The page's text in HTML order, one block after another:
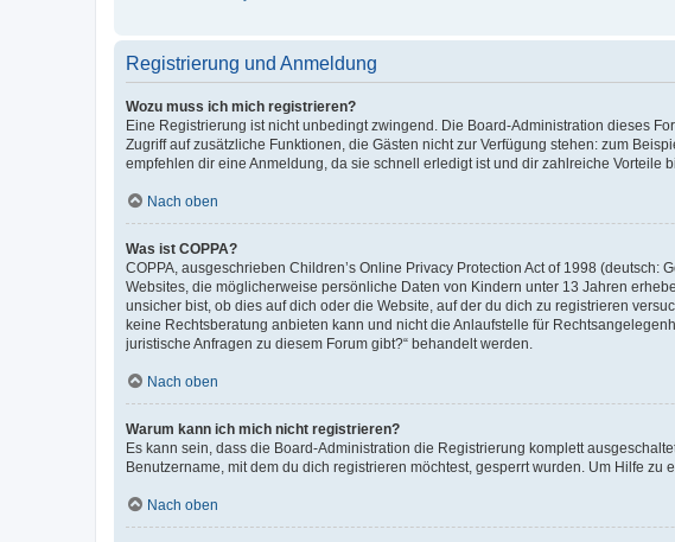
Registrierung und Anmeldung
Wozu muss ich mich registrieren?
Eine Registrierung ist nicht unbedingt zwingend. Die Board-Administration dieses
Zugriff auf zusätzliche Funktionen, die Gästen nicht zur Verfügung stehen: zum
empfehlen dir eine Anmeldung, da sie schnell erledigt ist und dir zahlreiche Vorteile
Nach oben
Was ist COPPA?
COPPA, ausgeschrieben Children’s Online Privacy Protection Act of 1998
Websites, die möglicherweise persönliche Daten von Kindern unter 13 Jahren
unsicher bist, ob dies auf dich oder die Website, auf der du dich zu registrieren
keine Rechtsberatung anbieten kann und nicht die Anlaufstelle für
juristische Anfragen zu diesem Forum gibt?“ behandelt werden.
Nach oben
Warum kann ich mich nicht registrieren?
Es kann sein, dass die Board-Administration die Registrierung komplett
Benutzername, mit dem du dich registrieren möchtest, gesperrt wurden. Um Hilfe zu
Nach oben